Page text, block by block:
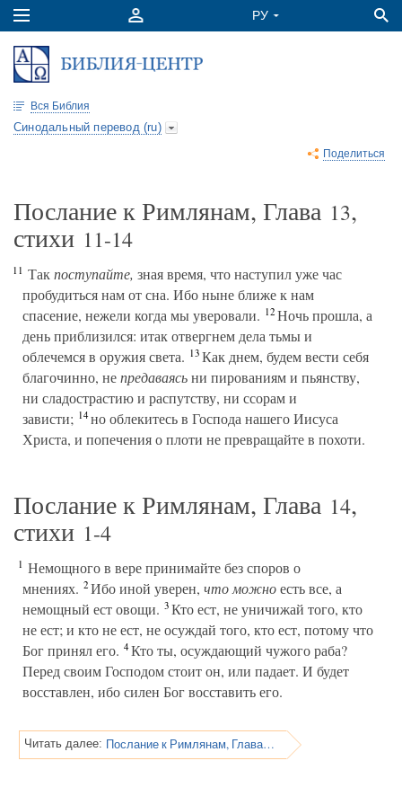
Вся Библия
Синодальный перевод (ru)
Поделиться
Послание к Римлянам, Глава 13,
стихи 11-14
11 Такпоступайте, зная время, что наступил уже час
пробудиться нам от сна. Ибо ныне ближе к нам
спасение, нежели когда мы уверовали. 12Ночь прошла, а
день приблизился: итак отвергнем дела тьмы и
облечемся в оружия света. 13Как днем, будем вести себя
благочинно, непредаваясьни пированиям и пьянству,
ни сладострастию и распутству, ни ссорам и
зависти; 14но облекитесь в Господа нашего Иисуса
Христа, и попечения о плоти не превращайте в похоти.
Послание к Римлянам, Глава 14,
стихи 1-4
1 Немощного в вере принимайте без споров о
мнениях. 2Ибо иной уверен, что можноесть все, а
немощный ест овощи. 3Кто ест, не уничижай того, кто
не ест; и кто не ест, не осуждай того, кто ест, потому что
Бог принял его. 4Кто ты, осуждающий чужого раба?
Перед своим Господом стоит он, или падает. И будет
восставлен, ибо силен Бог восставить его.
Читать далее: Послание к Римлянам, Глава 14